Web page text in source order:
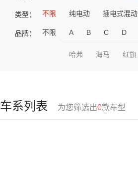
类型： 不限 纯电动 插电式混动
品牌： 不限 A B C D
哈弗 海马 红旗
车系列表 为您筛选出0款车型